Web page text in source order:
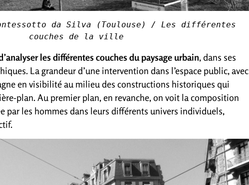
da Silva (Toulouse) / Les différentes
couches de la ville
les différentes couches du paysage urbain, dans ses
La grandeur d’une intervention dans l’espace public, avec
en visibilité au milieu des constructions historiques qui
plan. Au premier plan, en revanche, on voit la composition
par les hommes dans leurs différents univers individuels,